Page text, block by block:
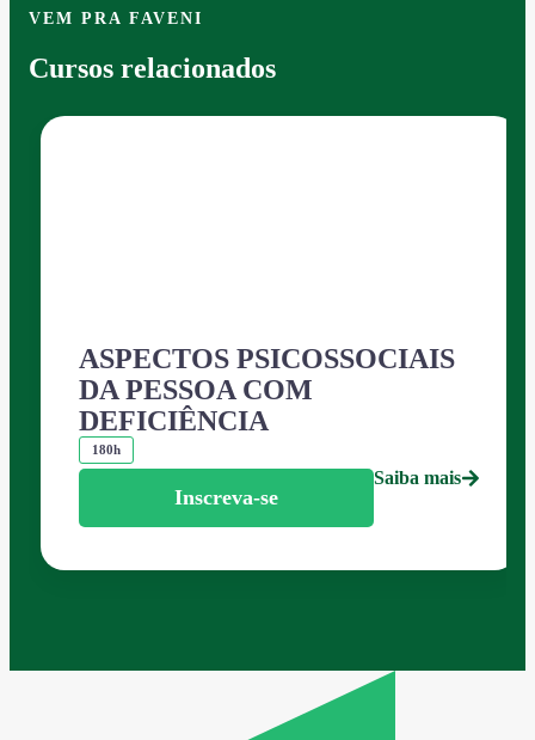
VEM PRA FAVENI
Cursos relacionados
ASPECTOS PSICOSSOCIAIS
DA PESSOA COM
DEFICIÊNCIA
180h
Inscreva-se
Saiba mais